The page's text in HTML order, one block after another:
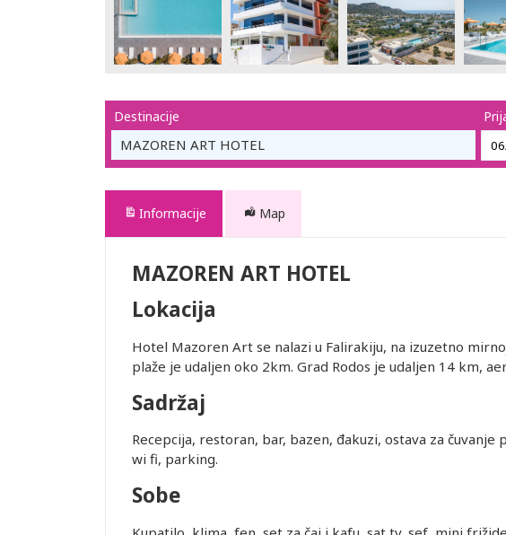
Destinacije
MAZOREN ART HOTEL
Informacije Map
MAZOREN ART HOTEL
Lokacija
Hotel Mazoren Art se nalazi u Falirakiju, na izuzetno
plaže je udaljen oko 2km. Grad Rodos je udaljen 14 km,
Sadržaj
Recepcija, restoran, bar, bazen, đakuzi, ostava za
wi fi, parking.
Sobe